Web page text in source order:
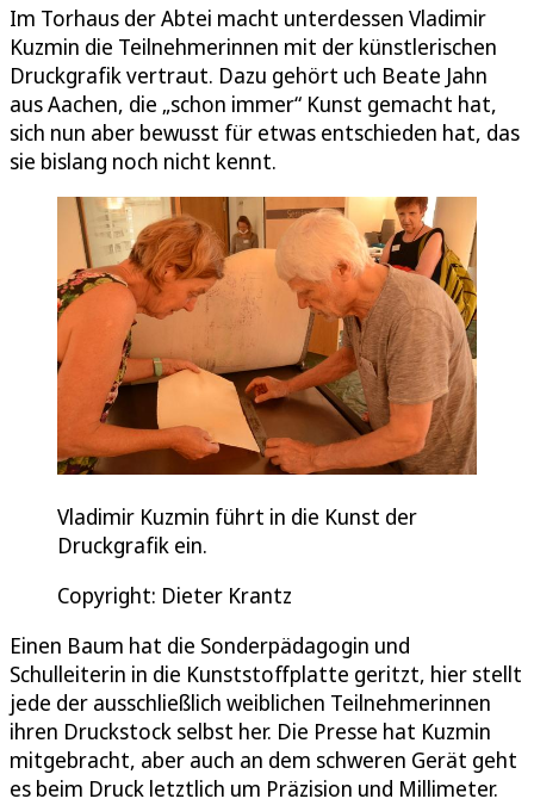
Im Torhaus der Abtei macht unterdessen Vladimir
Kuzmin die Teilnehmerinnen mit der künstlerischen
Druckgrafik vertraut. Dazu gehört uch Beate Jahn
aus Aachen, die „schon immer“ Kunst gemacht hat,
sich nun aber bewusst für etwas entschieden hat, das
sie bislang noch nicht kennt.
Vladimir Kuzmin führt in die Kunst der
Druckgrafik ein.
Copyright: Dieter Krantz
Einen Baum hat die Sonderpädagogin und
Schulleiterin in die Kunststoffplatte geritzt, hier stellt
jede der ausschließlich weiblichen Teilnehmerinnen
ihren Druckstock selbst her. Die Presse hat Kuzmin
mitgebracht, aber auch an dem schweren Gerät geht
es beim Druck letztlich um Präzision und Millimeter.